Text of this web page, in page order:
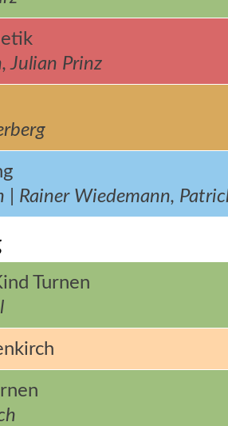
Julian Prinz
| Rainer Wiedemann,
Turnen